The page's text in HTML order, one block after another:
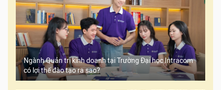
Ngành Quản trị kinh doanh tại Trường Đại học Intracom
có lợi thế đào tạo ra sao?